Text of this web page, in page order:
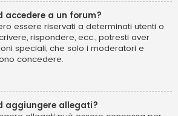
accedere a un forum?
essere riservati a determinati utenti o
rispondere, ecc., potresti aver
speciali, che solo i moderatori e
concedere.
aggiungere allegati?